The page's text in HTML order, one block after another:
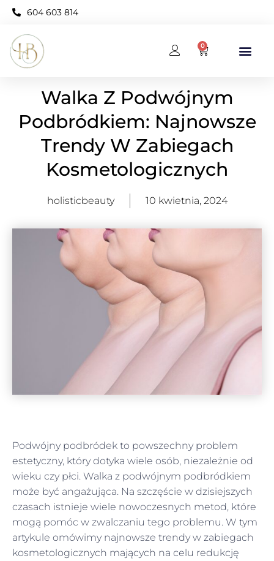
604 603 814
0
Walka Z Podwójnym
Podbródkiem: Najnowsze
Trendy W Zabiegach
Kosmetologicznych
holisticbeauty 10 kwietnia, 2024
Podwójny podbródek to powszechny problem
estetyczny, który dotyka wiele osób, niezależnie od
wieku czy płci. Walka z podwójnym podbródkiem
może być angażująca. Na szczęście w dzisiejszych
czasach istnieje wiele nowoczesnych metod, które
mogą pomóc w zwalczaniu tego problemu. W tym
artykule omówimy najnowsze trendy w zabiegach
kosmetologicznych mających na celu redukcję